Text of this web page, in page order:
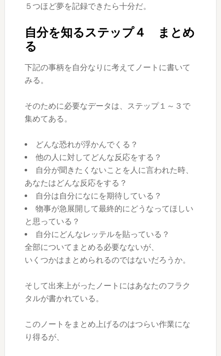
５つほど夢を記録できたら十分だ。
自分を知るステップ４ まとめ
る
下記の事柄を自分なりに考えてノートに書いて
みる。
そのために必要なデータは、ステップ１～３で
集めてある。
どんな恐れが浮かんでくる？
他の人に対してどんな反応をする？
自分が聞きたくないことを人に言われた時、
あなたはどんな反応をする？
自分は自分になにを期待している？
物事が急展開して最終的にどうなってほしい
と思っている？
自分にどんなレッテルを貼っている？
全部についてまとめる必要なないが、
いくつかはまとめられるのではないだろうか。
そして出来上がったノートにはあなたのフラク
タルが書かれている。
このノートをまとめ上げるのはつらい作業にな
り得るが、